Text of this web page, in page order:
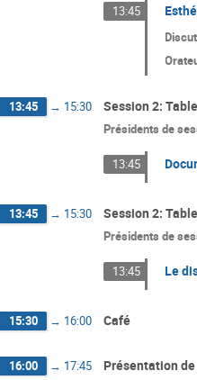
13:45
13:45 → 15:30 Session 2:
Présidents de
13:45
13:45 → 15:30 Session 2:
Présidents de
13:45 Le
15:30 → 16:00 Café
16:00 → 17:45 Présentation